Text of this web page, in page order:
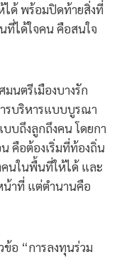
ได้ พร้อมปิดท้ายสิ่งที่
ได้ใจคน คือสนใจ
ตรีเมืองบางรัก
รบริหารแบบบูรณา
บถึงลูกถึงคน โดยกา
คือต้องเริ่มที่ท้องถิ่น
นในพื้นที่ให้ได้ และ
น้าที่ แต่ตำนานคือ
“การลงทุนร่วม